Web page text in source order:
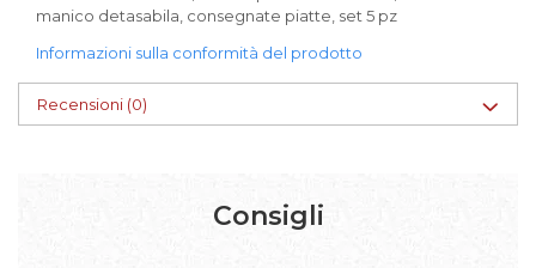
Scatole per Panettone
Scatole per Panettone e Rotoli
Dolci
Scatole per Uova e Figure di
Scatole Senza Finestra per Mini
manico detasabila, consegnate piatte, set 5 pz
Informazioni sulla conformità del prodotto
Recensioni (0)
Consigli